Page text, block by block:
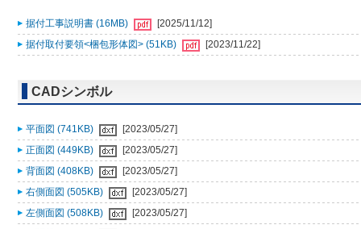
据付工事説明書 (16MB)
[2025/11/12]
据付取付要領<梱包形体図> (51KB)
[2023/11/22]
CADシンボル
平面図 (741KB)
[2023/05/27]
正面図 (449KB)
[2023/05/27]
背面図 (408KB)
[2023/05/27]
右側面図 (505KB)
[2023/05/27]
左側面図 (508KB)
[2023/05/27]